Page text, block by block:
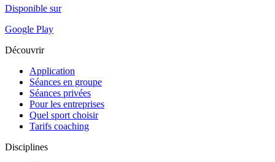
Disponible sur
Google Play
Découvrir
Application
Séances en groupe
Séances privées
Pour les entreprises
Quel sport choisir
Tarifs coaching
Disciplines